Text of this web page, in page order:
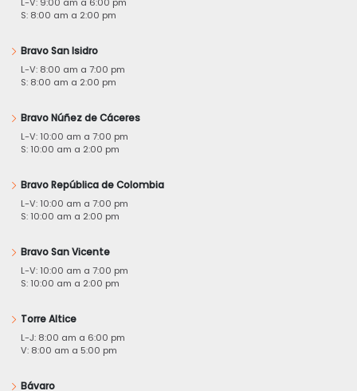
S: 8:00 am a 2:00 pm
Bravo San Isidro
L-V: 8:00 am a 7:00 pm
S: 8:00 am a 2:00 pm
Bravo Núñez de Cáceres
L-V: 10:00 am a 7:00 pm
S: 10:00 am a 2:00 pm
Bravo República de Colombia
L-V: 10:00 am a 7:00 pm
S: 10:00 am a 2:00 pm
Bravo San Vicente
L-V: 10:00 am a 7:00 pm
S: 10:00 am a 2:00 pm
Torre Altice
L-J: 8:00 am a 6:00 pm
V: 8:00 am a 5:00 pm
Bávaro